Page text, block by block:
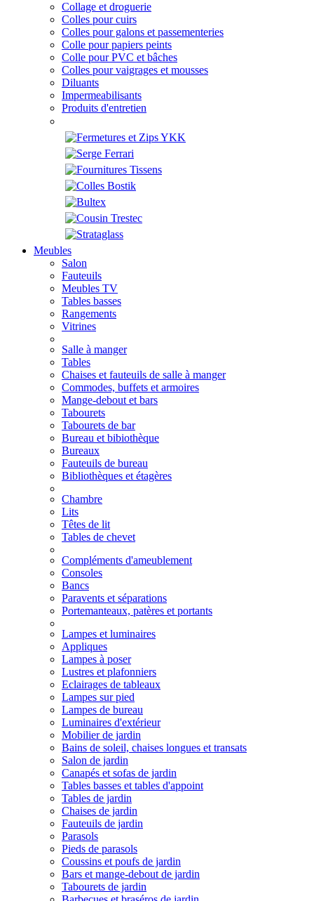
Collage et droguerie
Colles pour cuirs
Colles pour galons et passementeries
Colle pour papiers peints
Colle pour PVC et bâches
Colles pour vaigrages et mousses
Diluants
Impermeabilisants
Produits d'entretien
Meubles
Salon
Fauteuils
Meubles TV
Tables basses
Rangements
Vitrines
Salle à manger
Tables
Chaises et fauteuils de salle à manger
Commodes, buffets et armoires
Mange-debout et bars
Tabourets
Tabourets de bar
Bureau et bibiothèque
Bureaux
Fauteuils de bureau
Bibliothèques et étagères
Chambre
Lits
Têtes de lit
Tables de chevet
Compléments d'ameublement
Consoles
Bancs
Paravents et séparations
Portemanteaux, patères et portants
Lampes et luminaires
Appliques
Lampes à poser
Lustres et plafonniers
Eclairages de tableaux
Lampes sur pied
Lampes de bureau
Luminaires d'extérieur
Mobilier de jardin
Bains de soleil, chaises longues et transats
Salon de jardin
Canapés et sofas de jardin
Tables basses et tables d'appoint
Tables de jardin
Chaises de jardin
Fauteuils de jardin
Parasols
Pieds de parasols
Coussins et poufs de jardin
Bars et mange-debout de jardin
Tabourets de jardin